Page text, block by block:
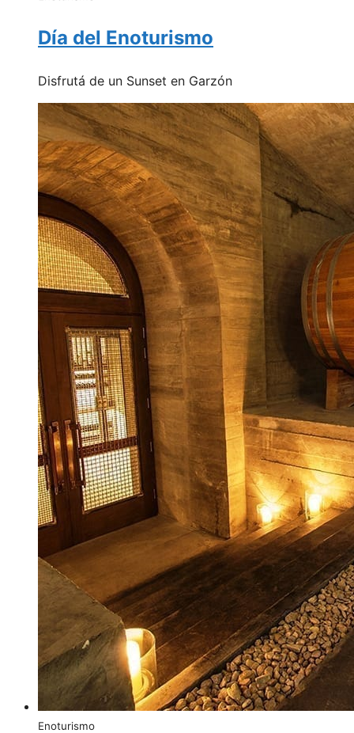
Día del Enoturismo
Disfrutá de un Sunset en Garzón
Enoturismo